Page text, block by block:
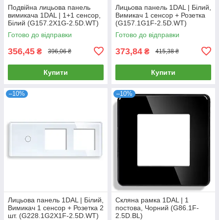
Подвійна лицьова панель
вимикача 1DAL | 1+1 сенсор,
Білий (G157.2X1G-2.5D.WT)
Готово до відправки
356,45 ₴ 396,06 ₴
Купити
Лицьова панель 1DAL | Білий,
Вимикач 1 сенсор + Розетка
(G157.1G1F-2.5D.WT)
Готово до відправки
373,84 ₴ 415,38 ₴
Купити
–10%
Лицьова панель 1DAL | Білий,
Вимикач 1 сенсор + Розетка 2
шт. (G228.1G2X1F-2.5D.WT)
–10%
Скляна рамка 1DAL | 1
постова, Чорний (G86.1F-
2.5D.BL)